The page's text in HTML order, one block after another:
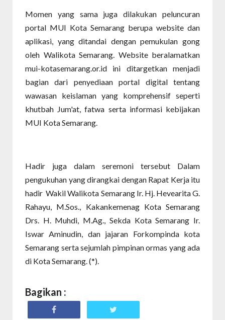
Momen yang sama juga dilakukan peluncuran
portal MUI Kota Semarang berupa website dan
aplikasi, yang ditandai dengan pemukulan gong
oleh Walikota Semarang. Website beralamatkan
mui-kotasemarang.or.id ini ditargetkan menjadi
bagian dari penyediaan portal digital tentang
wawasan keislaman yang komprehensif seperti
khutbah Jum'at, fatwa serta informasi kebijakan
MUI Kota Semarang.
Hadir juga dalam seremoni tersebut Dalam
pengukuhan yang dirangkai dengan Rapat Kerja itu
hadir Wakil Walikota Semarang Ir. Hj. Hevearita G.
Rahayu, M.Sos., Kakankemenag Kota Semarang
Drs. H. Muhdi, M.Ag., Sekda Kota Semarang Ir.
Iswar Aminudin, dan jajaran Forkompinda kota
Semarang serta sejumlah pimpinan ormas yang ada
di Kota Semarang. (*).
Bagikan :